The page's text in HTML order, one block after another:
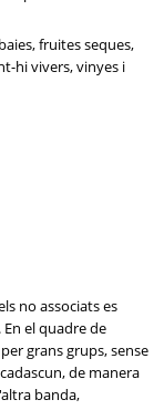
fruites seques,
hi vivers, vinyes i
no associats es
el quadre de
grans grups, sense
de manera
banda,